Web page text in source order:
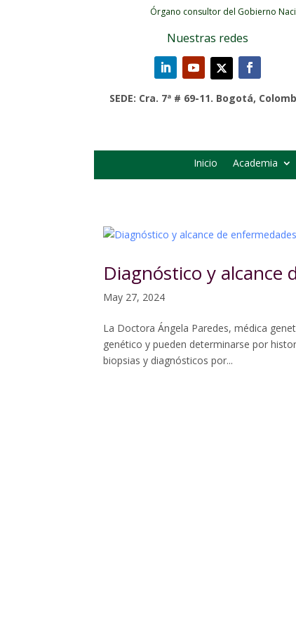
Órgano consultor del Gobierno
Nuestras redes
SEDE: Cra. 7ª # 69-11. Bogotá,
Inicio Academia
Diagnóstico y alcance
May 27, 2024
La Doctora Ángela Paredes, médica
genético y pueden determinarse por
biopsias y diagnósticos por...